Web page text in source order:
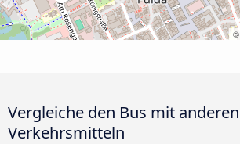
©
Vergleiche den Bus mit anderen
Verkehrsmitteln